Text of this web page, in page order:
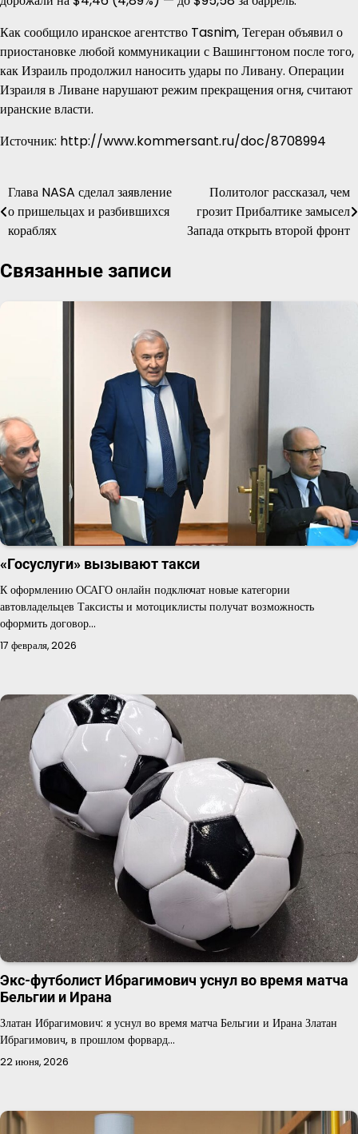
Как сообщило иранское агентство Tasnim, Тегеран объявил о
приостановке любой коммуникации с Вашингтоном после того,
как Израиль продолжил наносить удары по Ливану. Операции
Израиля в Ливане нарушают режим прекращения огня, считают
иранские власти.
Источник: http://www.kommersant.ru/doc/8708994
Навигация
по
Глава NASA сделал заявление
о пришельцах и разбившихся
кораблях
Политолог рассказал, чем
грозит Прибалтике замысел
Запада открыть второй фронт
Связанные записи
«Госуслуги» вызывают такси
К оформлению ОСАГО онлайн подключат новые категории
автовладельцев Таксисты и мотоциклисты получат возможность
оформить договор…
17 февраля, 2026
Экс-футболист Ибрагимович уснул во время матча
Бельгии и Ирана
Златан Ибрагимович: я уснул во время матча Бельгии и Ирана Златан
Ибрагимович, в прошлом форвард…
22 июня, 2026